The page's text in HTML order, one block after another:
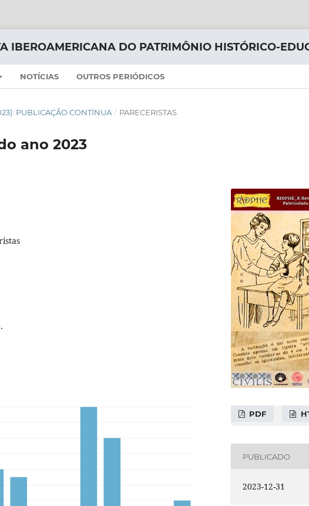
IBEROAMERICANA DO PATRIMÔNIO HISTÓRICO-
NOTÍCIAS OUTROS PERIÓDICOS
PUBLICAÇÃO CONTÍNUA / PARECERISTAS
ano 2023
PDF
PUBLICADO
2023-12-31